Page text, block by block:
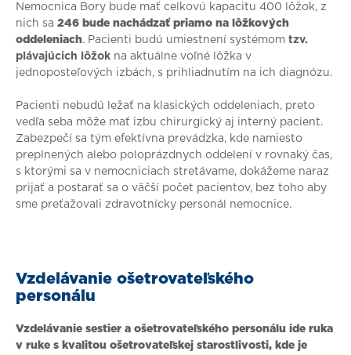
Nemocnica Bory bude mať celkovú kapacitu 400 lôžok, z
nich sa 246 bude nachádzať priamo na lôžkových
oddeleniach. Pacienti budú umiestnení systémom tzv.
plávajúcich lôžok na aktuálne voľné lôžka v
jednoposteľových izbách, s prihliadnutím na ich diagnózu.
Pacienti nebudú ležať na klasických oddeleniach, preto
vedľa seba môže mať izbu chirurgický aj interný pacient.
Zabezpečí sa tým efektívna prevádzka, kde namiesto
preplnených alebo poloprázdnych oddelení v rovnaký čas,
s ktorými sa v nemocniciach stretávame, dokážeme naraz
prijať a postarať sa o väčší počet pacientov, bez toho aby
sme preťažovali zdravotnícky personál nemocnice.
Vzdelávanie ošetrovateľského
personálu
Vzdelávanie sestier a ošetrovateľského personálu ide ruka
v ruke s kvalitou ošetrovateľskej starostlivosti, kde je